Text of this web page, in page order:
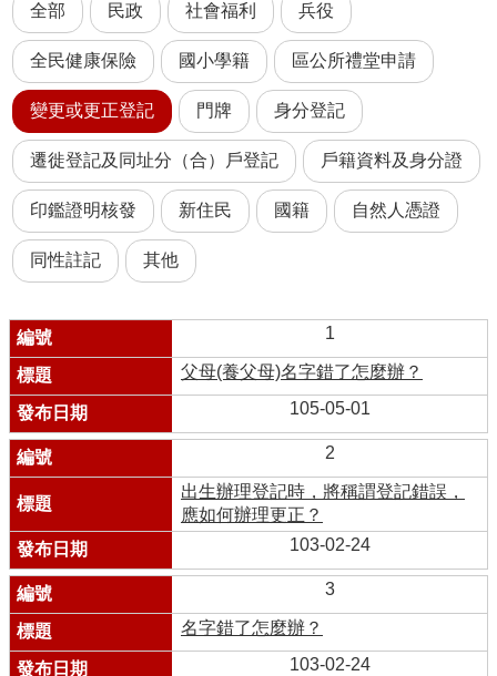
全部 民政 社會福利 兵役
全民健康保險 國小學籍 區公所禮堂申請
變更或更正登記 門牌 身分登記
遷徙登記及同址分（合）戶登記 戶籍資料及身分證
印鑑證明核發 新住民 國籍 自然人憑證
同性註記 其他
1
父母(養父母)名字錯了怎麼辦？
105-05-01
2
出生辦理登記時，將稱謂登記錯誤，
應如何辦理更正？
103-02-24
3
名字錯了怎麼辦？
103-02-24